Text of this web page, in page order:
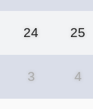
24 25
3 4